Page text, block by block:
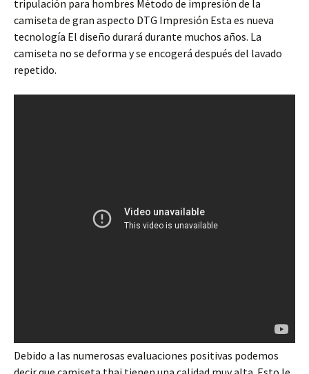
tripulación para hombres Método de impresión de la
camiseta de gran aspecto DTG Impresión Esta es nueva
tecnología El diseño durará durante muchos años. La
camiseta no se deforma y se encogerá después del lavado
repetido.
Debido a las numerosas evaluaciones positivas podemos